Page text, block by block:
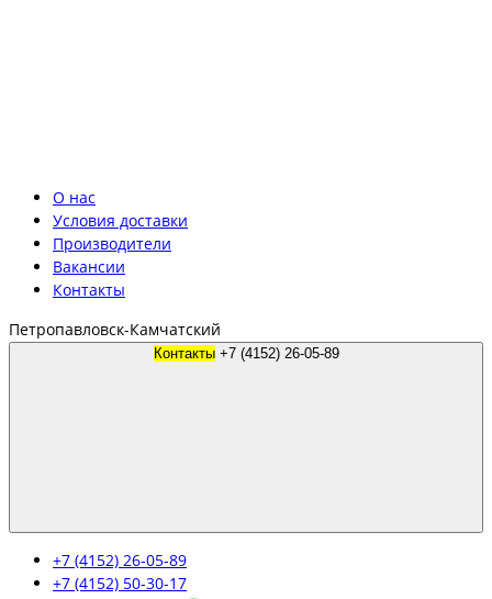
О нас
Условия доставки
Производители
Вакансии
Контакты
Петропавловск-Камчатский
Контакты +7 (4152) 26-05-89
+7 (4152) 26-05-89
+7 (4152) 50-30-17